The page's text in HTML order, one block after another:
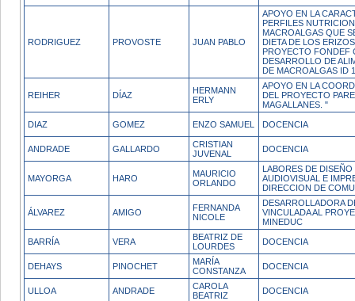
RODRIGUEZ PROVOSTE JUAN PABLO
APOYO EN LA
PERFILES
MACROALGAS QUE
DIETA DE LOS
PROYECTO FONDEF
DESARROLLO DE
DE MACROALGAS ID
REIHER DÍAZ
HERMANN
ERLY
APOYO EN LA
DEL PROYECTO
MAGALLANES. "
DIAZ GOMEZ ENZO SAMUEL DOCENCIA
ANDRADE GALLARDO
CRISTIAN
JUVENAL
DOCENCIA
MAYORGA HARO
MAURICIO
ORLANDO
LABORES DE
AUDIOVISUAL E
DIRECCION DE
ÁLVAREZ AMIGO
FERNANDA
NICOLE
DESARROLLADORA
VINCULADA AL
MINEDUC
BARRÍA VERA
BEATRIZ DE
LOURDES
DOCENCIA
DEHAYS PINOCHET
MARÍA
CONSTANZA
DOCENCIA
ULLOA ANDRADE
CAROLA
BEATRIZ
DOCENCIA